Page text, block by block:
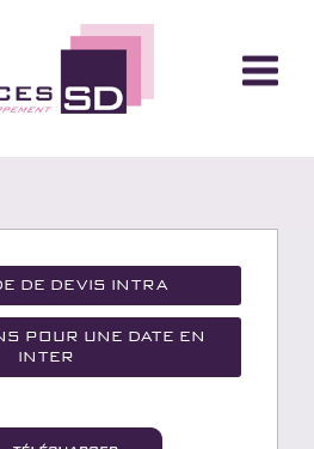
de devis Intra
pour une date en
inter